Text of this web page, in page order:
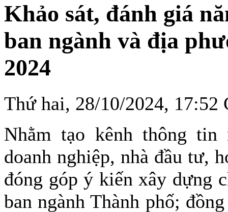
Khảo sát, đánh giá
ban ngành và địa
2024
Thứ hai, 28/10/2024, 17:52
Nhằm tạo kênh thông
doanh nghiệp, nhà đầu tư,
đóng góp ý kiến xây dựng
ban ngành Thành phố;